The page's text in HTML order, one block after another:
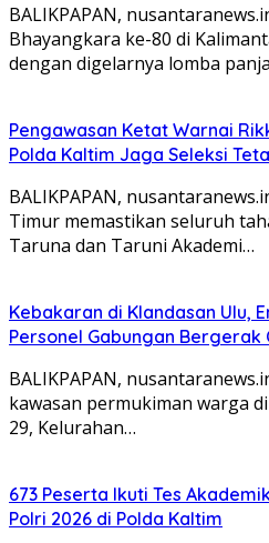
BALIKPAPAN,
Bhayangkara ke-80 di
dengan digelarnya lomba
Pengawasan Ketat Warnai
Polda Kaltim Jaga Seleksi
BALIKPAPAN,
Timur memastikan seluruh
Taruna dan Taruni Akademi…
Kebakaran di Klandasan Ulu,
Personel Gabungan Bergerak
BALIKPAPAN,
kawasan permukiman warga
29, Kelurahan…
673 Peserta Ikuti Tes
Polri 2026 di Polda Kaltim